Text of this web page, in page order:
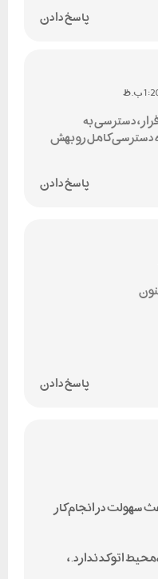
پاسخ دادن
، دسترسی به
دسترسی کامل رو بهش
پاسخ دادن
پاسخ دادن
سهولت در انجام کار
اتو کد ندارد.،